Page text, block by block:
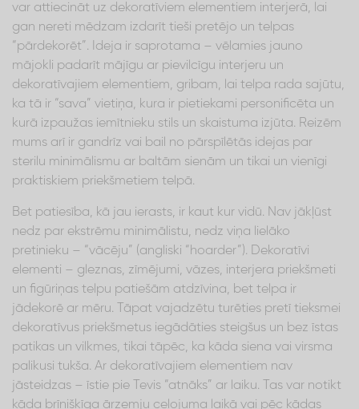
var attiecināt uz dekoratīviem elementiem interjerā, lai
gan nereti mēdzam izdarīt tieši pretējo un telpas
“pārdekorēt”. Ideja ir saprotama – vēlamies jauno
mājokli padarīt mājīgu ar pievilcīgu interjeru un
dekoratīvajiem elementiem, gribam, lai telpa rada sajūtu,
ka tā ir “sava” vietiņa, kura ir pietiekami personificēta un
kurā izpaužas iemītnieku stils un skaistuma izjūta. Reizēm
mums arī ir gandrīz vai bail no pārspīlētās idejas par
sterilu minimālismu ar baltām sienām un tikai un vienīgi
praktiskiem priekšmetiem telpā.
Bet patiesība, kā jau ierasts, ir kaut kur vidū. Nav jākļūst
nedz par ekstrēmu minimālistu, nedz viņa lielāko
pretinieku – “vācēju” (angliski “hoarder”). Dekoratīvi
elementi – gleznas, zīmējumi, vāzes, interjera priekšmeti
un figūriņas telpu patiešām atdzīvina, bet telpa ir
jādekorē ar mēru. Tāpat vajadzētu turēties pretī tieksmei
dekoratīvus priekšmetus iegādāties steigšus un bez īstas
patikas un vilkmes, tikai tāpēc, ka kāda siena vai virsma
palikusi tukša. Ar dekoratīvajiem elementiem nav
jāsteidzas – īstie pie Tevis “atnāks” ar laiku. Tas var notikt
kāda brīnišķīga ārzemju ceļojuma laikā vai pēc kādas